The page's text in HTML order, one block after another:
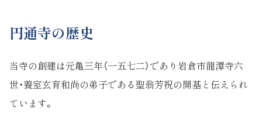
円通寺の歴史
当寺の創建は元亀三年（一五七二）であり岩倉市龍潭寺六
世・養室玄育和尚の弟子である聖翁芳祝の開基と伝えられ
ています。